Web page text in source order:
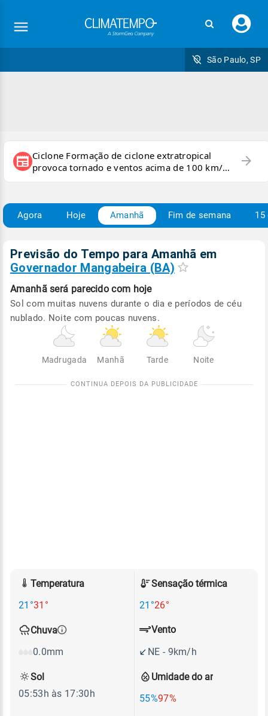
seu
São Paulo, SP
newspaper Ciclone Formação de ciclone extratropical
provoca tornado e ventos acima de 100 km/h
no RS
arrow_forward
Agora Hoje Amanhã Fim de semana 15
Previsão do Tempo para Amanhã em
Governador Mangabeira (BA)
Amanhã será parecido com hoje
Sol com muitas nuvens durante o dia e períodos de céu
nublado. Noite com poucas nuvens.
Madrugada Manhã Tarde Noite
Temperatura
21°31°
Sensação térmica
21°26°
Chuva
0.0mm
Umidade do ar
55%97%
Vento
NE - 9km/h
Sol
05:53h às 17:30h